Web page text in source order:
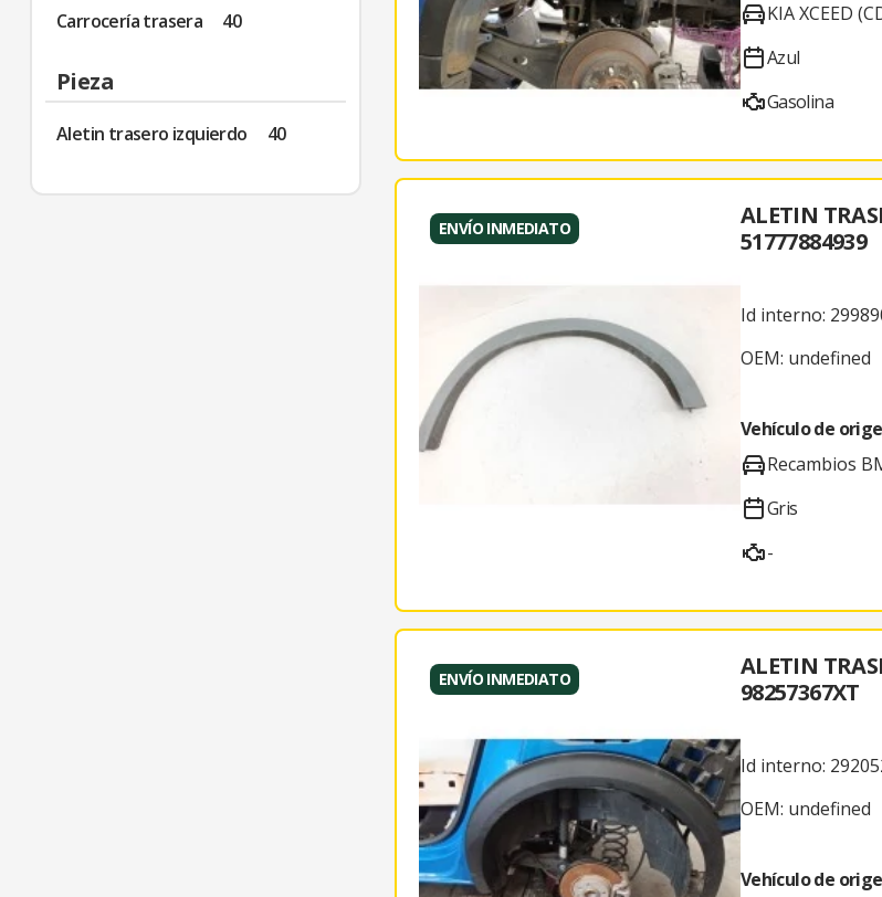
Carrocería trasera 40
Pieza
Aletin trasero izquierdo 40
KIA XCEED
Azul
Gasolina
ENVÍO INMEDIATO
ALETIN
51777884939
Id interno:
OEM: undefined
Vehículo de
Recambios
Gris
-
ENVÍO INMEDIATO
ALETIN
98257367XT
Id interno:
OEM: undefined
Vehículo de